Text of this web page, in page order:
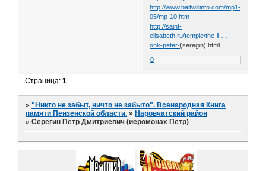
http://www.baltwillinfo.com/mp1-
05/mp-10.htm
http://saint-
elisabeth.ru/temple/the-li …
onk-peter-(seregin).html
0
Страница:1
»"Никто не забыт, ничто не забыто". Всенародная Книга
памяти Пензенской области. » Наровчатский район
»Серегин Петр Дмитриевич (иеромонах Петр)